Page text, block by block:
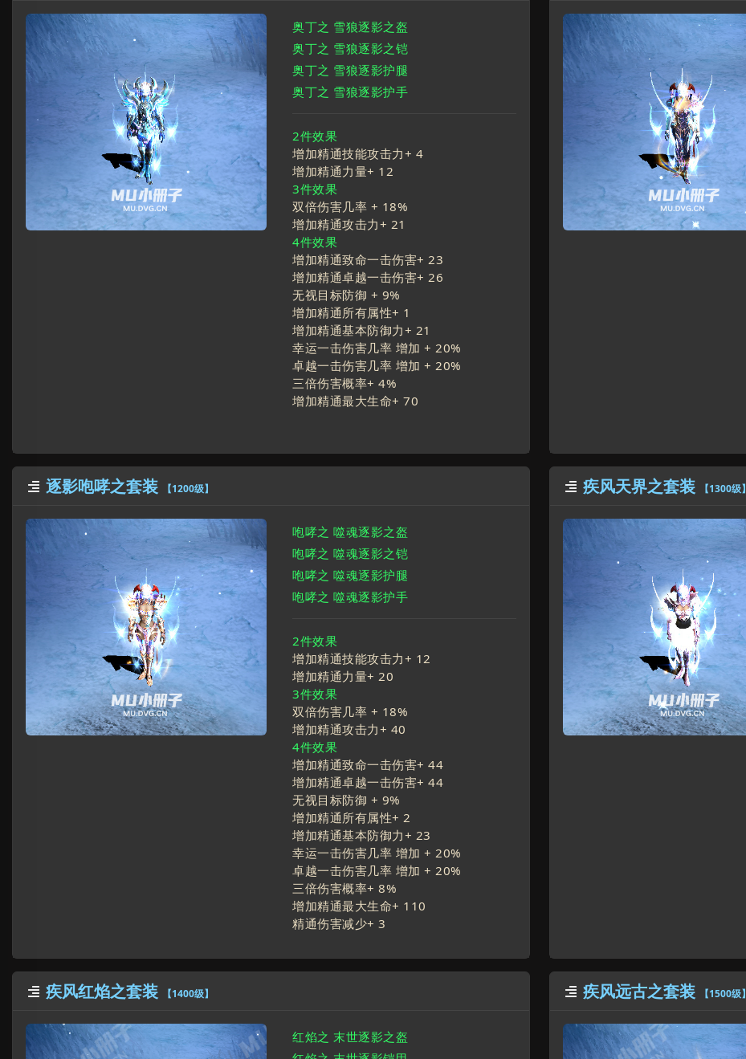
奥丁之 雪狼逐影之盔
奥丁之 雪狼逐影之铠
奥丁之 雪狼逐影护腿
奥丁之 雪狼逐影护手
2件效果
增加精通技能攻击力+ 4
增加精通力量+ 12
3件效果
双倍伤害几率 + 18%
增加精通攻击力+ 21
4件效果
增加精通致命一击伤害+ 23
增加精通卓越一击伤害+ 26
无视目标防御 + 9%
增加精通所有属性+ 1
增加精通基本防御力+ 21
幸运一击伤害几率 增加 + 20%
卓越一击伤害几率 增加 + 20%
三倍伤害概率+ 4%
增加精通最大生命+ 70
 逐影咆哮之套装 【1200级】
咆哮之 噬魂逐影之盔
咆哮之 噬魂逐影之铠
咆哮之 噬魂逐影护腿
咆哮之 噬魂逐影护手
2件效果
增加精通技能攻击力+ 12
增加精通力量+ 20
3件效果
双倍伤害几率 + 18%
增加精通攻击力+ 40
4件效果
增加精通致命一击伤害+ 44
增加精通卓越一击伤害+ 44
无视目标防御 + 9%
增加精通所有属性+ 2
增加精通基本防御力+ 23
幸运一击伤害几率 增加 + 20%
卓越一击伤害几率 增加 + 20%
三倍伤害概率+ 8%
增加精通最大生命+ 110
精通伤害减少+ 3
 疾风天界之套装 【1300级】
 疾风红焰之套装 【1400级】
红焰之 末世逐影之盔
 疾风远古之套装 【1500级】